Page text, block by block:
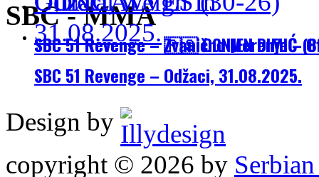
SBC 51 Revenge – Zvanično Merenje –
SBC 51 Revenge – Odžaci, 31.08.2025.
SBC 51 Revenge – 🇷🇸 OGNJEN DIMIĆ
SBC - MMA
Design by
copyright © 2026 by